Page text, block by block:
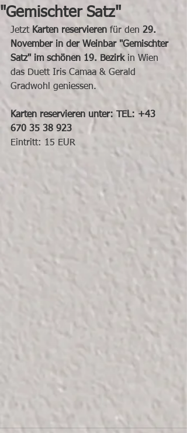
"Gemischter Satz"
Jetzt Karten reservieren für den 29.
November in der Weinbar "Gemischter
Satz" im schönen 19. Bezirk in Wien
das Duett Iris Camaa & Gerald
Gradwohl geniessen.
Karten reservieren unter: TEL: +43
670 35 38 923
Eintritt: 15 EUR